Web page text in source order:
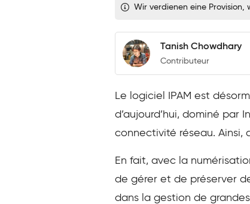
Wir verdienen eine Provision,
Tanish Chowdhary
Contributeur
Le logiciel IPAM est
d’aujourd’hui, dominé
connectivité réseau. Ainsi,
En fait, avec la
de gérer et de préserver
dans la gestion de